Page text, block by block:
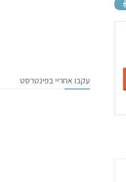
עקבו אחריי בפינטרסט